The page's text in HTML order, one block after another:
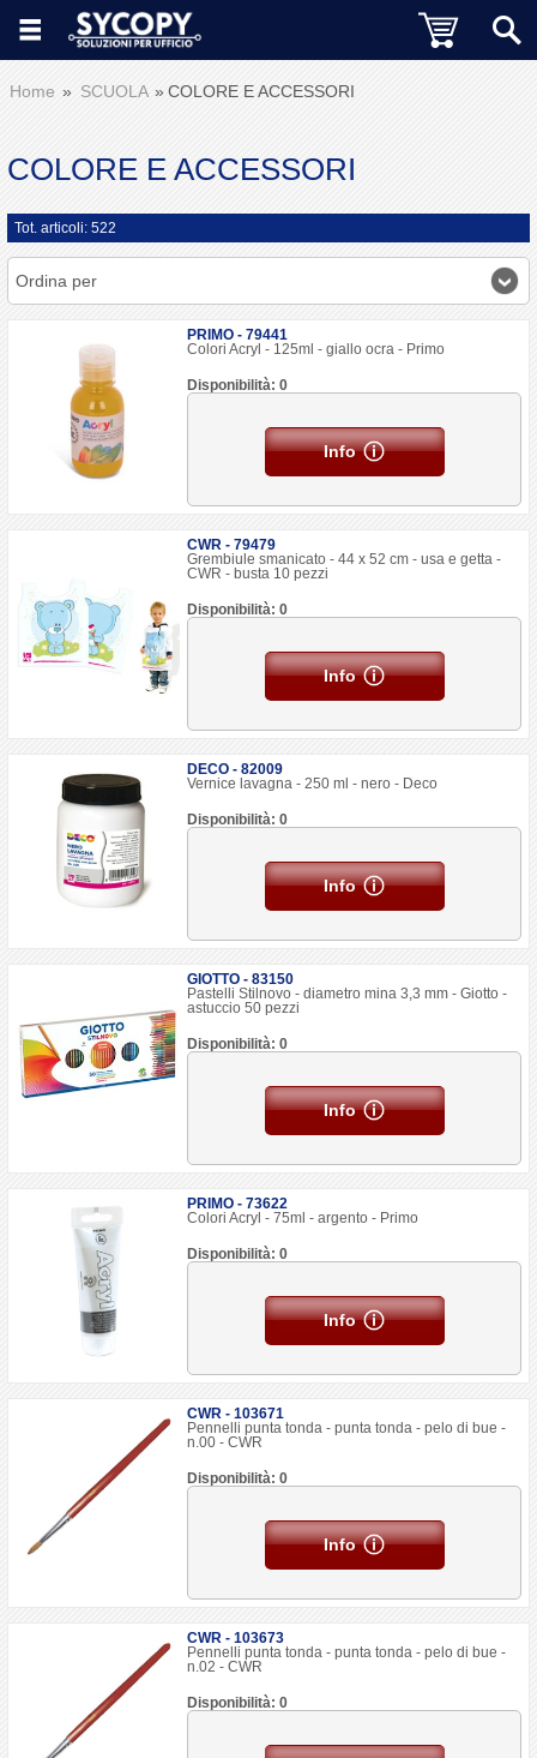
Home SCUOLA COLORE E ACCESSORI
COLORE E ACCESSORI
Tot. articoli: 522
Ordina per
PRIMO - 79441
Colori Acryl - 125ml - giallo ocra - Primo
Disponibilità: 0
Info
CWR - 79479
Grembiule smanicato - 44 x 52 cm - usa e getta -
CWR - busta 10 pezzi
Disponibilità: 0
Info
DECO - 82009
Vernice lavagna - 250 ml - nero - Deco
Disponibilità: 0
Info
GIOTTO - 83150
Pastelli Stilnovo - diametro mina 3,3 mm - Giotto -
astuccio 50 pezzi
Disponibilità: 0
Info
PRIMO - 73622
Colori Acryl - 75ml - argento - Primo
Disponibilità: 0
Info
CWR - 103671
Pennelli punta tonda - punta tonda - pelo di bue -
n.00 - CWR
Disponibilità: 0
Info
CWR - 103673
Pennelli punta tonda - punta tonda - pelo di bue -
n.02 - CWR
Disponibilità: 0